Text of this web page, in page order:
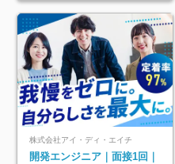
株式会社アイ・ディ・エイチ
開発エンジニア｜面接1回｜